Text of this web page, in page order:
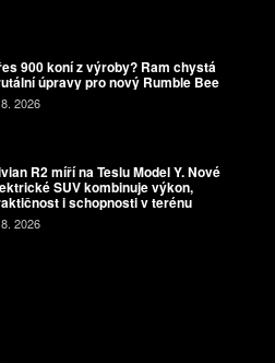
900 koní z výroby? Ram chystá
úpravy pro nový Rumble Bee
2026
R2 míří na Teslu Model Y. Nové
SUV kombinuje výkon,
i schopnosti v terénu
2026